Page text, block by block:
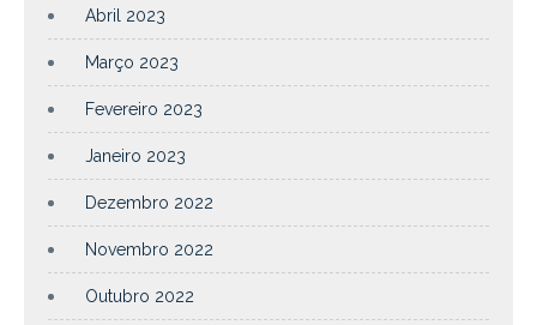
Abril 2023
Março 2023
Fevereiro 2023
Janeiro 2023
Dezembro 2022
Novembro 2022
Outubro 2022